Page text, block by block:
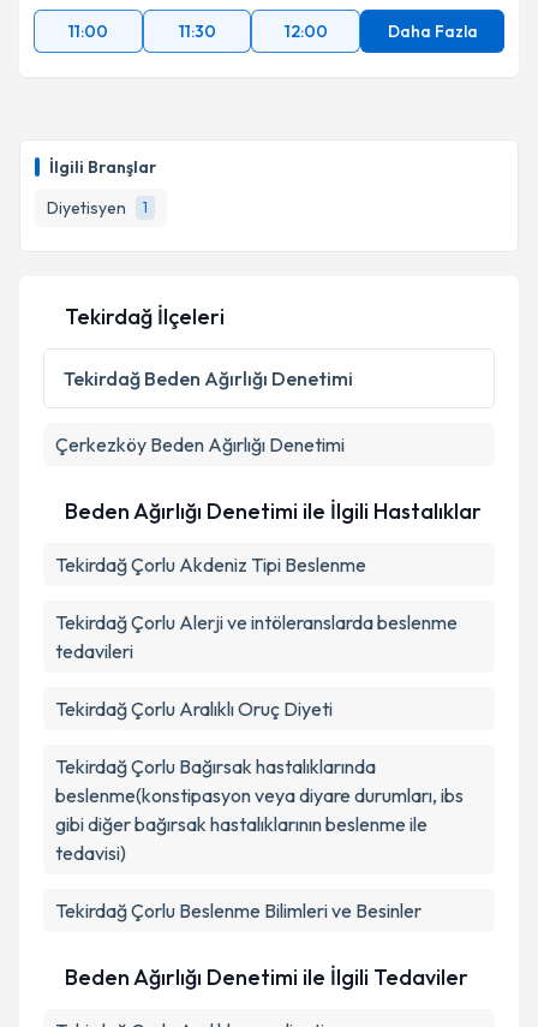
İlgili Branşlar
Diyetisyen
1
11:00
11:30 12:00 Daha Fazla
Tekirdağ İlçeleri
Tekirdağ Beden Ağırlığı Denetimi
Çerkezköy Beden Ağırlığı Denetimi
Beden Ağırlığı Denetimi ile İlgili Hastalıklar
Tekirdağ Çorlu Akdeniz Tipi Beslenme
Tekirdağ Çorlu Alerji ve intöleranslarda beslenme
tedavileri
Tekirdağ Çorlu Aralıklı Oruç Diyeti
Tekirdağ Çorlu Bağırsak hastalıklarında
beslenme(konstipasyon veya diyare durumları, ibs
gibi diğer bağırsak hastalıklarının beslenme ile
tedavisi)
Tekirdağ Çorlu Beslenme Bilimleri ve Besinler
Beden Ağırlığı Denetimi ile İlgili Tedaviler